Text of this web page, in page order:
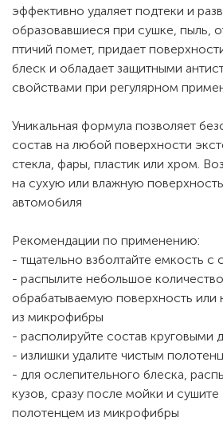
эффективно удаляет подтеки и
образовавшиеся при сушке, пыль,
птичий помет, придает
блеск и обладает защитными
свойствами при регулярном
Уникальная формула позволяет
состав на любой поверхности
стекла, фары, пластик или хром.
на сухую или влажную
автомобиля
Рекомендации по применению:
- тщательно взболтайте емкость с
- распылите небольшое
обрабатываемую поверхность или
из микрофибры
- располируйте состав круговыми
- излишки удалите чистым
- для ослепительного блеска,
кузов, сразу после мойки и
полотенцем из микрофибры